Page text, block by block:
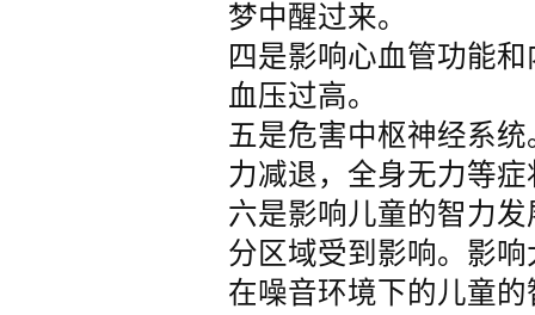
梦中醒过来。
四是影响心血管功能
血压过高。
五是危害中枢神经系
力减退，全身无力等症
六是影响儿童的智力
分区域受到影响。影
在噪音环境下的儿童